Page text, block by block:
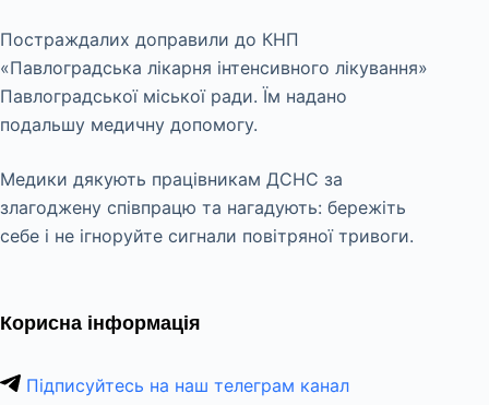
Постраждалих доправили до КНП
«Павлоградська лікарня інтенсивного лікування»
Павлоградської міської ради. Їм надано
подальшу медичну допомогу.
Медики дякують працівникам ДСНС за
злагоджену співпрацю та нагадують: бережіть
себе і не ігноруйте сигнали повітряної тривоги.
Корисна інформація
Підписуйтесь на наш телеграм канал